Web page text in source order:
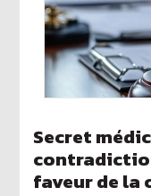
Secret
faveur de